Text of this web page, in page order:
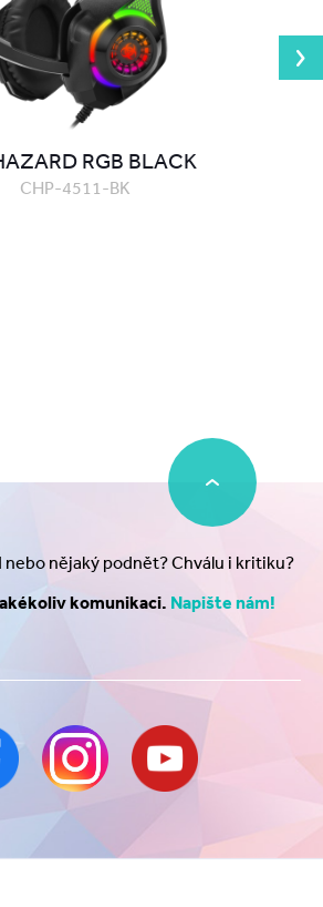
RGB BLACK
CHP-4511-BK
nebo nějaký podnět? Chválu i kritiku?
komunikaci. Napište nám!